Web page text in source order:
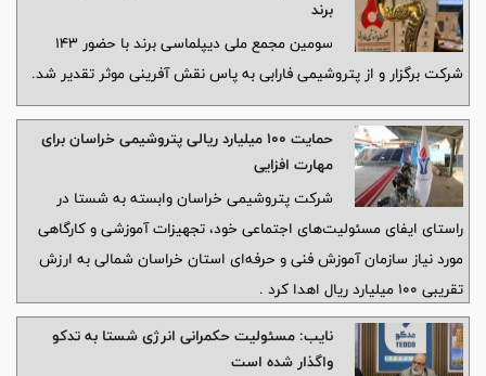
برند
سومین مجمع ملی دیپلماسی برند با حضور ۱۴۳
شرکت برگزار و از پتروشیمی فارابی به پاس نقش آفرینی موثر تقدیر شد.
حمایت ۱۰۰ میلیارد ریالی پتروشیمی خراسان برای
مهارت افزایی
شرکت پتروشیمی خراسان وابسته به شستا در
راستای ایفای مسئولیت‌های اجتماعی خود، تجهیزات آموزشی و کارگاهی
مورد نیاز سازمان آموزش فنی و حرفه‌ای استان خراسان شمالی به ارزش
تقریبی ۱۰۰ میلیارد ریال اهدا کرد .
نایب: مسئولیت حکمرانی انرژی شستا به تدکو
واگذار شده است